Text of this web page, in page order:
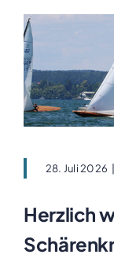
28. Juli 2026
Herzlich